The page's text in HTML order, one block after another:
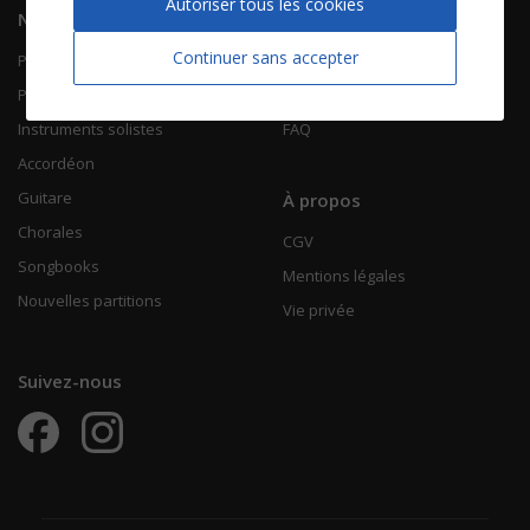
Navigation
Piano Chant
Piano Solo
Instruments solistes
Accordéon
Guitare
Chorales
Songbooks
Nouvelles partitions
Informations
Contactez-nous
FAQ
À propos
CGV
Mentions légales
Vie privée
Suivez-nous
Continuer sans accepter